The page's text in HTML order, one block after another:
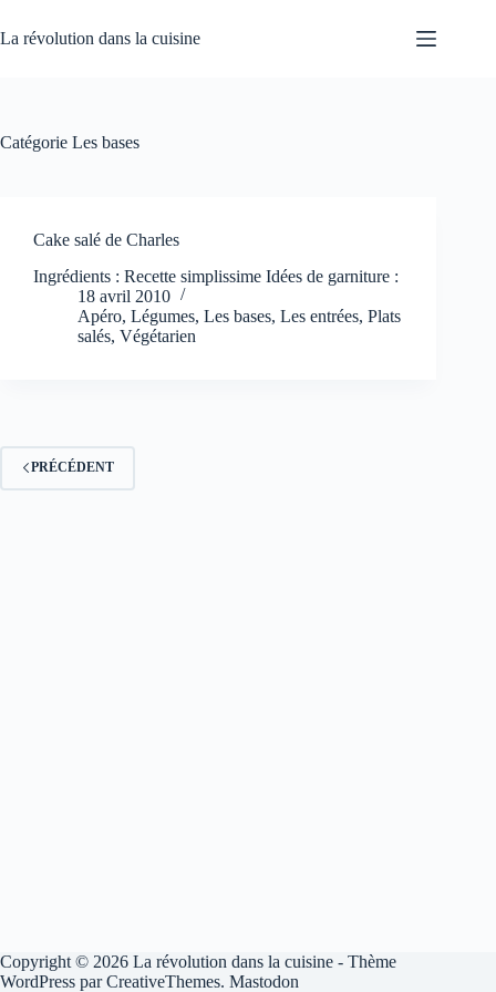
au
contenu
La révolution dans la cuisine
Catégorie Les bases
Cake salé de Charles
Ingrédients : Recette simplissime Idées de garniture :
18 avril 2010
Apéro, Légumes, Les bases, Les entrées, Plats
salés, Végétarien
PRÉCÉDENT
Copyright © 2026 La révolution dans la cuisine - Thème
WordPress parCreativeThemes. Mastodon